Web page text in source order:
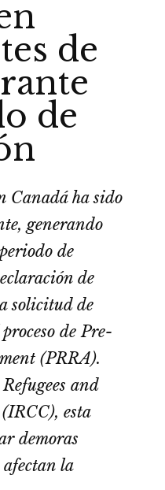
de
de
Canadá ha sido
generando
de
de
solicitud de
de Pre-
(PRRA).
and
esta
demoras
la